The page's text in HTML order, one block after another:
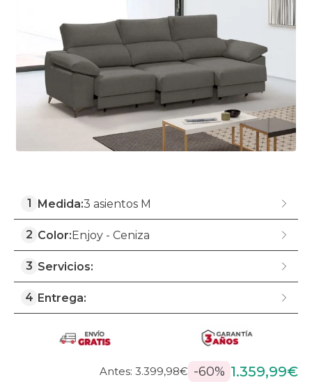
1 Medida:3 asientos M
2 Color:Enjoy - Ceniza
3 Servicios:
4 Entrega:
Antes: 3.399,98€ -60% 1.359,99€